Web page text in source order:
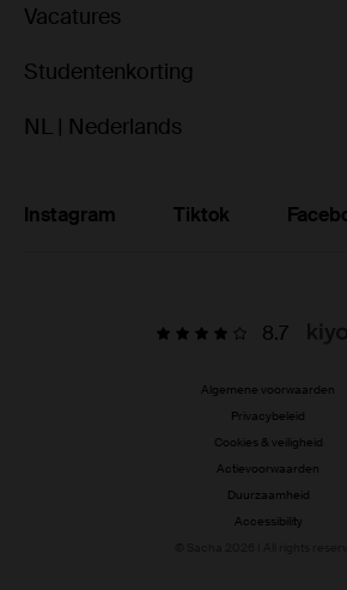
Vacatures
Studentenkorting
NL | Nederlands
Instagram Tiktok
8.7
Algemene voorwaarden
Privacybeleid
Cookies & veiligheid
Actievoorwaarden
Duurzaamheid
Accessibility